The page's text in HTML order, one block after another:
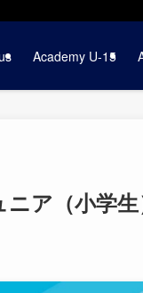
Academy U-15
ア（小学